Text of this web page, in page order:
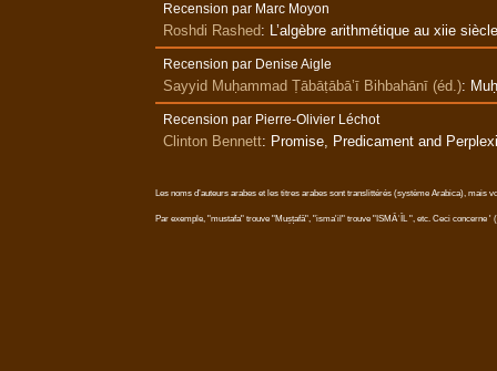
Recension par Marc Moyon
Roshdi Rashed: L’algèbre arithmétique au xiie
Recension par Denise Aigle
Sayyid Muḥammad Ṭābāṭābā’ī Bihbahānī (éd.):
Recension par Pierre-Olivier Léchot
Clinton Bennett: Promise, Predicament and
Les noms d’auteurs arabes et les titres arabes sont translittérés (système Arabica),
Par exemple, "mustafa" trouve "Muṣṭafā", "isma'il" trouve "ISMĀʿĪL ", etc. Ceci concerne